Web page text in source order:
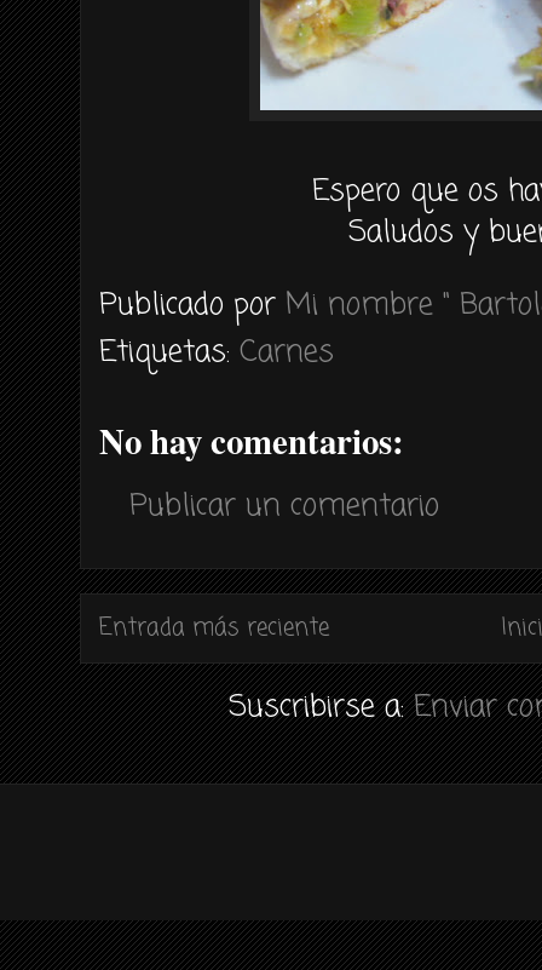
Espero que os
Saludos y
Publicado por Mi nombre "
Etiquetas: Carnes
No hay comentarios:
Publicar un comentario
Entrada más reciente
Suscribirse a:Enviar